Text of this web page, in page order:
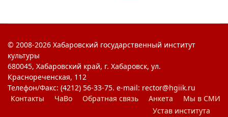
© 2008-2026 Хабаровский государственный институт
культуры
680045, Хабаровский край, г. Хабаровск, ул.
Краснореченская, 112
Телефон/Факс: (4212) 56-33-75. e-mail: rector@hgiik.ru
Контакты
ЧаВо Обратная связь Анкета
Мы в СМИ
Устав института